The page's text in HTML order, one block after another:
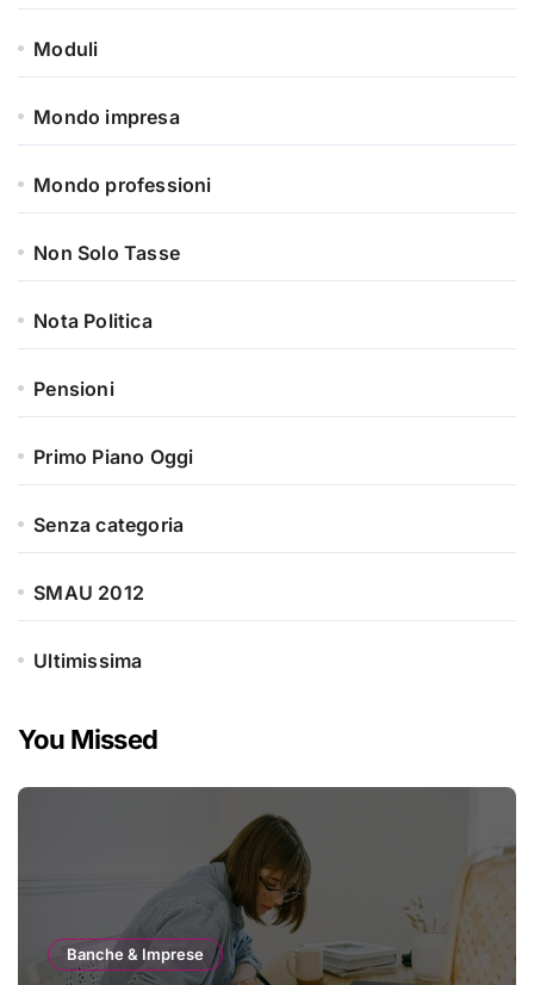
Moduli
Mondo impresa
Mondo professioni
Non Solo Tasse
Nota Politica
Pensioni
Primo Piano Oggi
Senza categoria
SMAU 2012
Ultimissima
You Missed
Banche & Imprese